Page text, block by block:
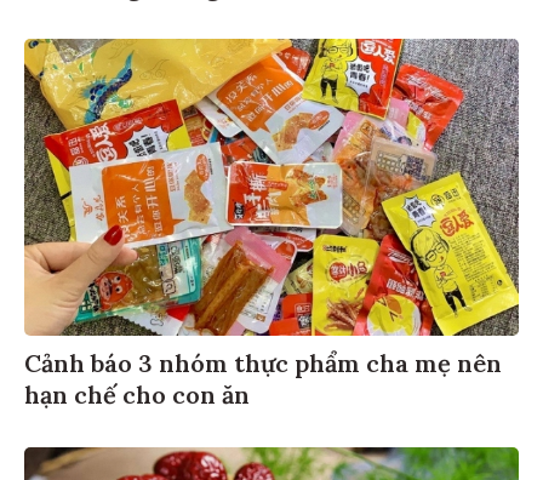
Cảnh báo 3 nhóm thực phẩm cha mẹ nên
hạn chế cho con ăn